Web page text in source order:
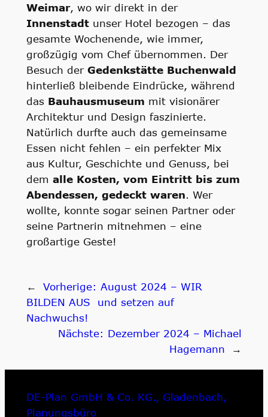
Weimar, wo wir direkt in der
Innenstadtunser Hotel bezogen – das
gesamte Wochenende, wie immer,
großzügig vom Chef übernommen. Der
Besuch der Gedenkstätte Buchenwald
hinterließ bleibende Eindrücke, während
das Bauhausmuseum mit visionärer
Architektur und Design faszinierte.
Natürlich durfte auch das gemeinsame
Essen nicht fehlen – ein perfekter Mix
aus Kultur, Geschichte und Genuss, bei
dem alle Kosten, vom Eintritt bis zum
Abendessen, gedeckt waren . Wer
wollte, konnte sogar seinen Partner oder
seine Partnerin mitnehmen – eine
großartige Geste!
← Vorherige: August 2024 – WIR
BILDEN AUS und setzen auf
Nachwuchs!
Nächste: Dezember 2024 – Michael
Hagemann
→
DE-Plan GmbH & Co. KG., Gladenbach,
Planungsbüro